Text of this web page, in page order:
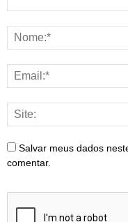
Salvar meus dados
comentar.